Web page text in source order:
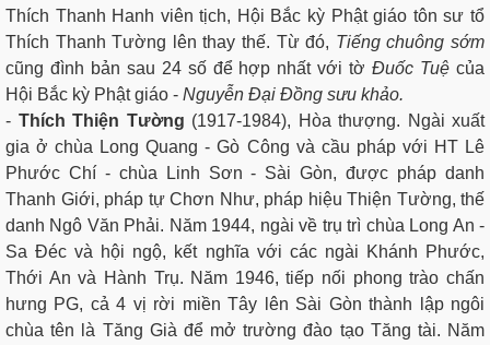
Thích Thanh Hanh viên tịch, Hội Bắc kỳ Phật giáo tôn sư tổ
Thích Thanh Tường lên thay thế. Từ đó, Tiếng chuông sớm
cũng đình bản sau 24 số để hợp nhất với tờĐuốc Tuệ của
Hội Bắc kỳ Phật giáo - Nguyễn Đại Đồng sưu khảo.
- Thích Thiện Tường (1917-1984), Hòa thượng. Ngài xuất
gia ở chùa Long Quang - Gò Công và cầu pháp với HT Lê
Phước Chí - chùa Linh Sơn - Sài Gòn, được pháp danh
Thanh Giới, pháp tự Chơn Như, pháp hiệu Thiện Tường, thế
danh Ngô Văn Phải. Năm 1944, ngài về trụ trì chùa Long An -
Sa Đéc và hội ngộ, kết nghĩa với các ngài Khánh Phước,
Thới An và Hành Trụ. Năm 1946, tiếp nối phong trào chấn
hưng PG, cả 4 vị rời miền Tây lên Sài Gòn thành lập ngôi
chùa tên là Tăng Già để mở trường đào tạo Tăng tài. Năm